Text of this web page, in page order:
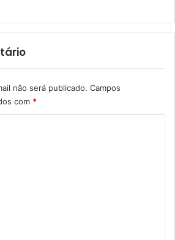
não será publicado. Campos
com *